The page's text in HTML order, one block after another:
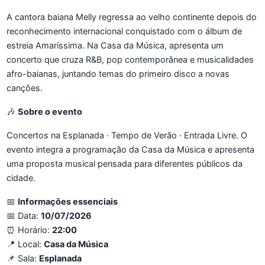
A cantora baiana Melly regressa ao velho continente depois do
reconhecimento internacional conquistado com o álbum de
estreia Amaríssima. Na Casa da Música, apresenta um
concerto que cruza R&B, pop contemporânea e musicalidades
afro-baianas, juntando temas do primeiro disco a novas
canções.
🎶 Sobre o evento
Concertos na Esplanada · Tempo de Verão · Entrada Livre. O
evento integra a programação da Casa da Música e apresenta
uma proposta musical pensada para diferentes públicos da
cidade.
📅 Informações essenciais
📅 Data: 10/07/2026
⏰ Horário: 22:00
📍 Local: Casa da Música
📌 Sala: Esplanada